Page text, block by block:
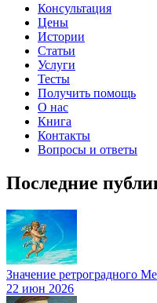
Консультация
Цены
Истории
Статьи
Услуги
Тесты
Получить помощь
О нас
Книга
Контакты
Вопросы и ответы
Последние
Значение ретроградного
22 июн 2026